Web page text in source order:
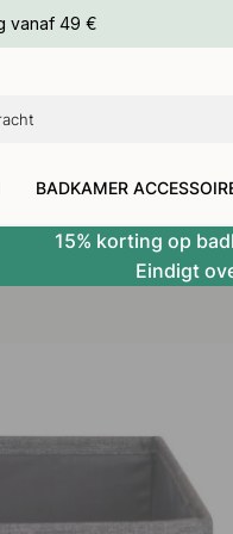
vanaf 49 €
BADKAMER
15% korting op
Eindigt